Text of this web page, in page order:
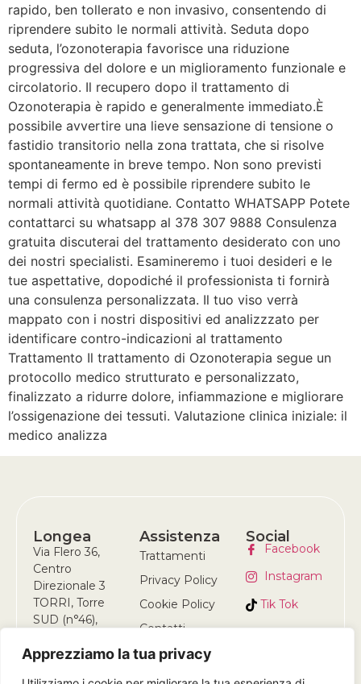
Apprezziamo la tua privacy
rapido, ben tollerato e non invasivo, consentendo di
riprendere subito le normali attività. Seduta dopo
seduta, l’ozonoterapia favorisce una riduzione
progressiva del dolore e un miglioramento funzionale e
circolatorio. Il recupero dopo il trattamento di
Ozonoterapia è rapido e generalmente immediato.È
possibile avvertire una lieve sensazione di tensione o
fastidio transitorio nella zona trattata, che si risolve
spontaneamente in breve tempo. Non sono previsti
tempi di fermo ed è possibile riprendere subito le
normali attività quotidiane. Contatto WHATSAPP Potete
contattarci su whatsapp al 378 307 9888 Consulenza
gratuita discuterai del trattamento desiderato con uno
dei nostri specialisti. Esamineremo i tuoi desideri e le
tue aspettative, dopodiché il professionista ti fornirà
una consulenza personalizzata. Il tuo viso verrà
mappato con i nostri dispositivi ed analizzzato per
identificare contro-indicazioni al trattamento
Trattamento Il trattamento di Ozonoterapia segue un
protocollo medico strutturato e personalizzato,
finalizzato a ridurre dolore, infiammazione e migliorare
l’ossigenazione dei tessuti. Valutazione clinica iniziale: il
medico analizza
Longea
Via Flero 36,
Centro
Direzionale 3
TORRI, Torre
SUD (n°46),
(BS)
Assistenza
Trattamenti
Privacy Policy
Cookie Policy
Contatti
Social
Facebook
Instagram
Tik Tok